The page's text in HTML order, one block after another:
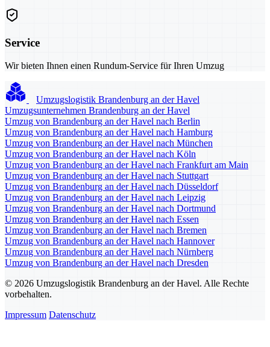
Service
Wir bieten Ihnen einen Rundum-Service für Ihren Umzug
Umzugslogistik Brandenburg an der Havel
Umzugsunternehmen Brandenburg an der Havel
Umzug von Brandenburg an der Havel nach Berlin
Umzug von Brandenburg an der Havel nach Hamburg
Umzug von Brandenburg an der Havel nach München
Umzug von Brandenburg an der Havel nach Köln
Umzug von Brandenburg an der Havel nach Frankfurt am Main
Umzug von Brandenburg an der Havel nach Stuttgart
Umzug von Brandenburg an der Havel nach Düsseldorf
Umzug von Brandenburg an der Havel nach Leipzig
Umzug von Brandenburg an der Havel nach Dortmund
Umzug von Brandenburg an der Havel nach Essen
Umzug von Brandenburg an der Havel nach Bremen
Umzug von Brandenburg an der Havel nach Hannover
Umzug von Brandenburg an der Havel nach Nürnberg
Umzug von Brandenburg an der Havel nach Dresden
© 2026 Umzugslogistik Brandenburg an der Havel. Alle Rechte
vorbehalten.
Impressum Datenschutz